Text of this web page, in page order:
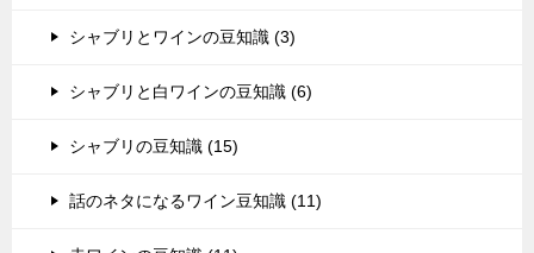
シャブリとワインの豆知識 (3)
シャブリと白ワインの豆知識 (6)
シャブリの豆知識 (15)
話のネタになるワイン豆知識 (11)